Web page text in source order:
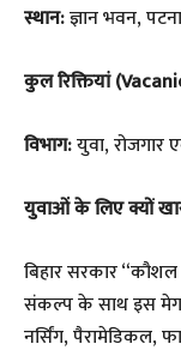
स्थान:ज्ञान भवन, पटना
कुल रिक्तियां
विभाग:युवा, रोजगार
युवाओं के लिए क्यों
​बिहार सरकार
संकल्प के साथ इस मेगा
नर्सिंग, पैरामेडिकल,